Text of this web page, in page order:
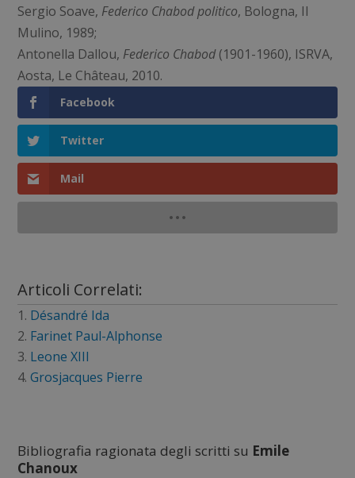
Sergio Soave, Federico Chabod politico, Bologna, Il
Mulino, 1989;
Antonella Dallou, Federico Chabod(1901-1960), ISRVA,
Aosta, Le Château, 2010.
Facebook
Twitter
Mail
Articoli Correlati:
Désandré Ida
Farinet Paul-Alphonse
Leone XIII
Grosjacques Pierre
Bibliografia ragionata degli scritti su Emile
Chanoux